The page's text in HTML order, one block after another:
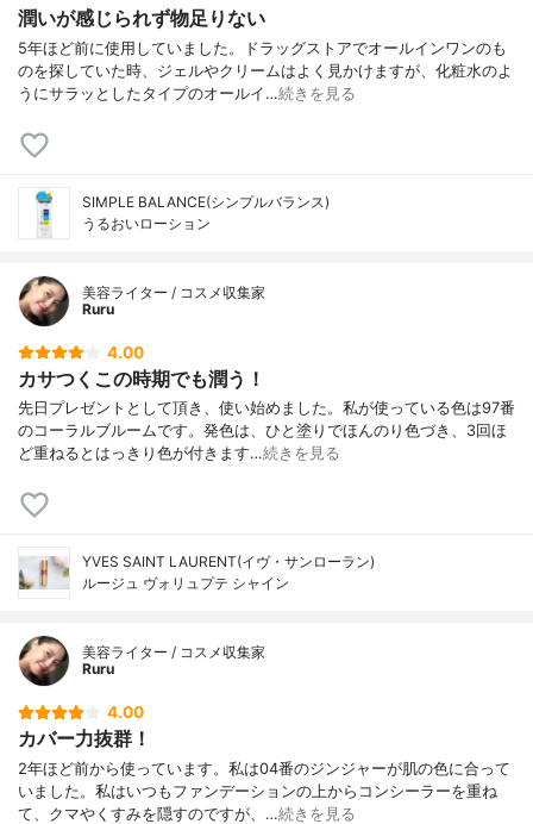
潤いが感じられず物足りない
5年ほど前に使用していました。ドラッグストアでオールインワンのも
のを探していた時、ジェルやクリームはよく見かけますが、化粧水のよ
うにサラッとしたタイプのオールイ…続きを見る
SIMPLE BALANCE(シンプルバランス)
うるおいローション
美容ライター / コスメ収集家
Ruru
4.00
カサつくこの時期でも潤う！
先日プレゼントとして頂き、使い始めました。私が使っている色は97番
のコーラルブルームです。発色は、ひと塗りでほんのり色づき、3回ほ
ど重ねるとはっきり色が付きます…続きを見る
YVES SAINT LAURENT(イヴ・サンローラン)
ルージュ ヴォリュプテ シャイン
美容ライター / コスメ収集家
Ruru
4.00
カバー力抜群！
2年ほど前から使っています。私は04番のジンジャーが肌の色に合って
いました。私はいつもファンデーションの上からコンシーラーを重ね
て、クマやくすみを隠すのですが、…続きを見る